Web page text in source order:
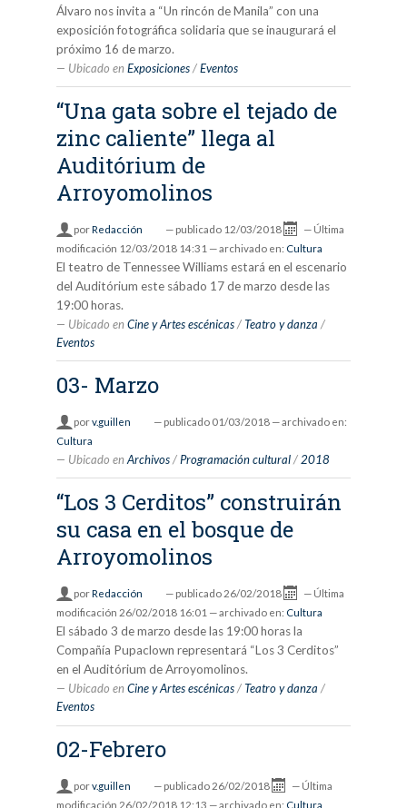
Álvaro nos invita a “Un rincón de Manila” con una
exposición fotográfica solidaria que se inaugurará el
próximo 16 de marzo.
Ubicado en Exposiciones /Eventos
“Una gata sobre el tejado de
zinc caliente” llega al
Auditórium de
Arroyomolinos
porRedacción — publicado 12/03/2018 — Última
modificación 12/03/2018 14:31 — archivado en: Cultura
El teatro de Tennessee Williams estará en el escenario
del Auditórium este sábado 17 de marzo desde las
19:00 horas.
Ubicado en Cine y Artes escénicas /Teatro y danza /
Eventos
03- Marzo
porv.guillen — publicado 01/03/2018 — archivado en:
Cultura
Ubicado en Archivos /Programación cultural / 2018
“Los 3 Cerditos” construirán
su casa en el bosque de
Arroyomolinos
porRedacción — publicado 26/02/2018 — Última
modificación 26/02/2018 16:01 — archivado en: Cultura
El sábado 3 de marzo desde las 19:00 horas la
Compañía Pupaclown representará “Los 3 Cerditos”
en el Auditórium de Arroyomolinos.
Ubicado en Cine y Artes escénicas /Teatro y danza /
Eventos
02-Febrero
porv.guillen — publicado 26/02/2018 — Última
modificación 26/02/2018 12:13 — archivado en: Cultura